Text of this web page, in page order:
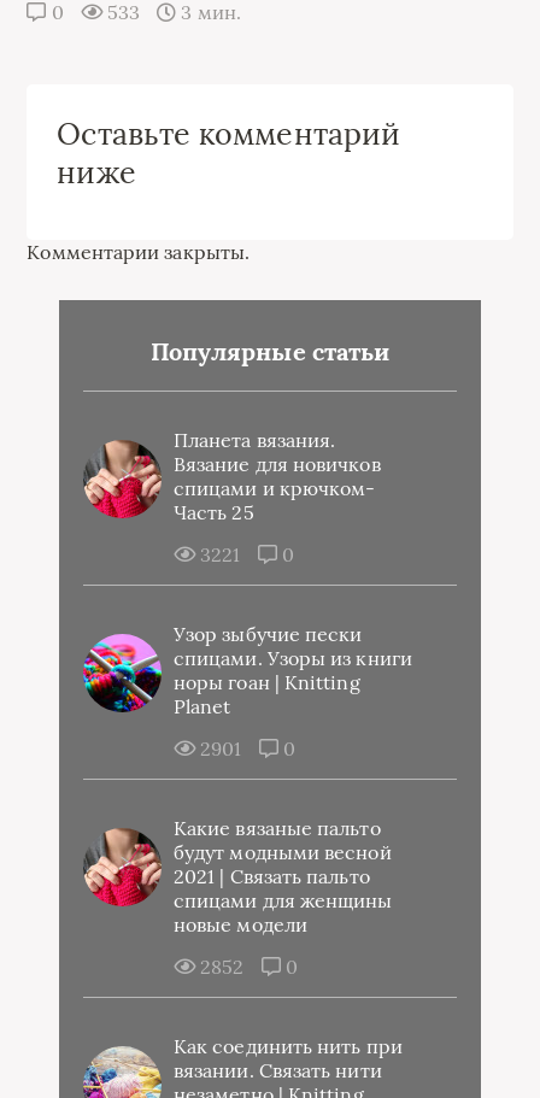
0 533 3 мин.
Оставьте комментарий
ниже
Комментарии закрыты.
Популярные статьи
Планета вязания.
Вязание для новичков
спицами и крючком-
Часть 25
3221
0
Узор зыбучие пески
спицами. Узоры из книги
норы гоан | Knitting
Planet
2901
0
Какие вязаные пальто
будут модными весной
2021 | Связать пальто
спицами для женщины
новые модели
2852
0
Как соединить нить при
вязании. Связать нити